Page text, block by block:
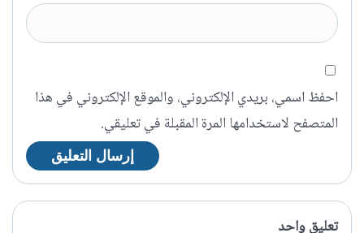
احفظ اسمي، بريدي الإلكتروني، والموقع الإلكتروني في هذا
المتصفح لاستخدامها المرة المقبلة في تعليقي.
تعليق واحد